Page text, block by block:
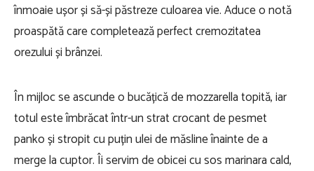
înmoaie ușor și să-și păstreze culoarea vie. Aduce o notă
proaspătă care completează perfect cremozitatea
orezului și brânzei.
În mijloc se ascunde o bucățică de mozzarella topită, iar
totul este îmbrăcat într-un strat crocant de pesmet
panko și stropit cu puțin ulei de măsline înainte de a
merge la cuptor. Îi servim de obicei cu sos marinara cald,